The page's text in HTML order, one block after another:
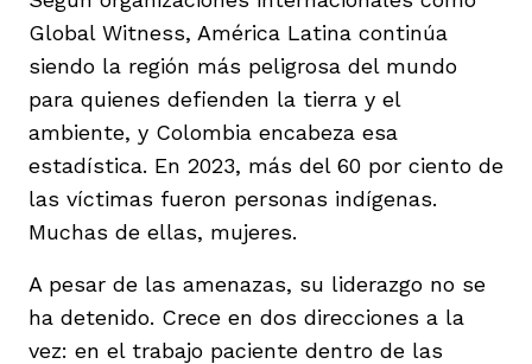
Global Witness, América Latina continúa
siendo la región más peligrosa del mundo
para quienes defienden la tierra y el
ambiente, y Colombia encabeza esa
estadística. En 2023, más del 60 por ciento de
las víctimas fueron personas indígenas.
Muchas de ellas, mujeres.
A pesar de las amenazas, su liderazgo no se
ha detenido. Crece en dos direcciones a la
vez: en el trabajo paciente dentro de las